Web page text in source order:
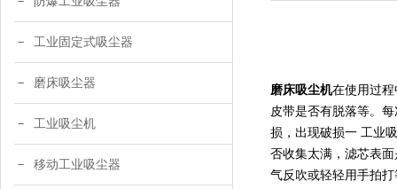
工业固定式吸尘器
磨床吸尘器
工业吸尘机
移动工业吸尘器
磨床吸尘机在使用过
皮带是否有脱落等。
损，出现破损一 工业
否收集太满，滤芯表
气反吹或轻轻用手拍